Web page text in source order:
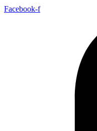
Facebook-f